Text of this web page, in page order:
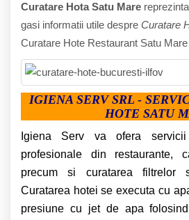
Curatare Hota Satu Mare
gasi informatii utile despre Curatare
Curatare Hote Restaurant Satu
IGIENA SERV SRL -
HOTE SATU
Igiena Serv va ofera
profesionale din restaurante,
precum si curatarea filtrelor
Curatarea hotei se executa cu
presiune cu jet de apa